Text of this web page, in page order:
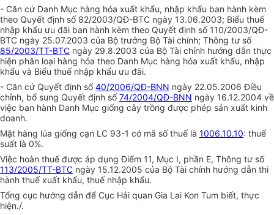
- Căn cứ Danh Mục hàng hóa xuất khẩu, nhập khẩu ban hành kèm
theo Quyết định số 82/2003/QĐ-BTC ngày 13.06.2003; Biểu thuế
nhập khẩu ưu đãi ban hành kèm theo Quyết định số 110/2003/QĐ-
BTC ngày 25.07.2003 của Bộ trưởng Bộ Tài chính; Thông tư số
85/2003/TT-BTC ngày 29.8.2003 của Bộ Tài chính hướng dẫn thực
hiện phân loại hàng hóa theo Danh Mục hàng hóa xuất khẩu, nhập
khẩu và Biểu thuế nhập khẩu ưu đãi.
- Căn cứ Quyết định số40/2006/QĐ-BNN ngày 22.05.2006 Điều
chỉnh, bổ sung Quyết định số74/2004/QĐ-BNN ngày 16.12.2004 về
việc ban hành Danh Mục giống cây trồng được phép sản xuất kinh
doanh.
Mặt hàng lúa giống cạn LC 93-1 có mã số thuế là 1006.10.10: thuế
suất là 0%.
Việc hoàn thuế được áp dụng Điểm 11, Mục I, phần E, Thông tư số
113/2005/TT-BTC ngày 15.12.2005 của Bộ Tài chính hướng dẫn thi
hành thuế xuất khẩu, thuế nhập khẩu.
Tổng cục hướng dẫn để Cục Hải quan Gia Lai Kon Tum biết, thực
hiện./.